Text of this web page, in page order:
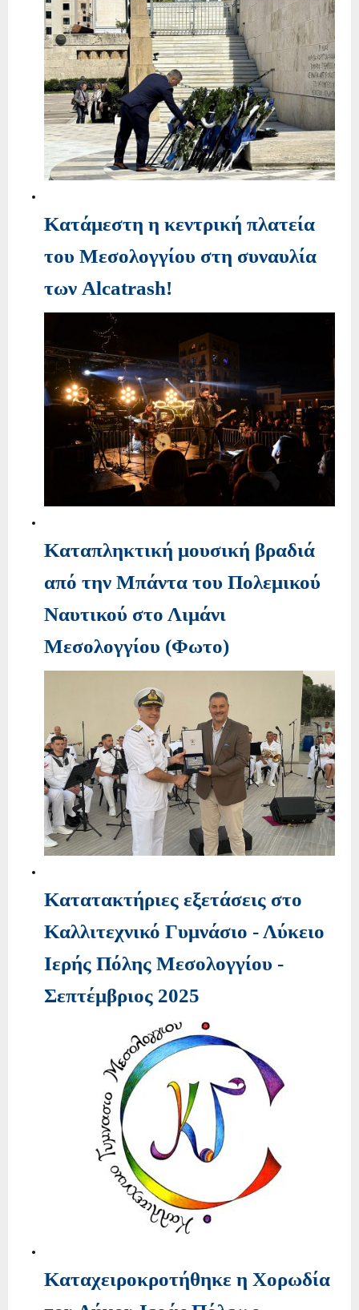
Κατάμεστη η κεντρική πλατεία
του Μεσολογγίου στη συναυλία
των Alcatrash!
Καταπληκτική μουσική βραδιά
από την Μπάντα του Πολεμικού
Ναυτικού στο Λιμάνι
Μεσολογγίου (Φωτο)
Κατατακτήριες εξετάσεις στο
Καλλιτεχνικό Γυμνάσιο - Λύκειο
Ιερής Πόλης Μεσολογγίου -
Σεπτέμβριος 2025
Καταχειροκροτήθηκε η Χορωδία